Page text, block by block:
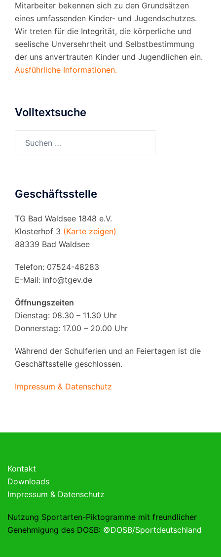
Mitarbeiter bekennen sich zu den Grundsätzen
eines umfassenden Kinder- und Jugendschutzes.
Wir treten für die Integrität, die körperliche und
seelische Unversehrtheit und Selbstbestimmung
der uns anvertrauten Kinder und Jugendlichen ein.
Ausführliche Informationen.
Volltextsuche
Geschäftsstelle
TG Bad Waldsee 1848 e.V.
Klosterhof 3 (Karte zeigen)
88339 Bad Waldsee
Telefon: 07524-48283
E-Mail: info@tgev.de
Öffnungszeiten
Dienstag: 08.30 – 11.30 Uhr
Donnerstag: 17.00 – 20.00 Uhr
Während der Schulferien und an Feiertagen ist die
Geschäftsstelle geschlossen.
Impressum & Datenschutz
Kontakt
Downloads
Impressum & Datenschutz
Nutzung Sportarten-Piktogramme mit freundlicher
Genehmigung des DOSB: ©DOSB/Sportdeutschland